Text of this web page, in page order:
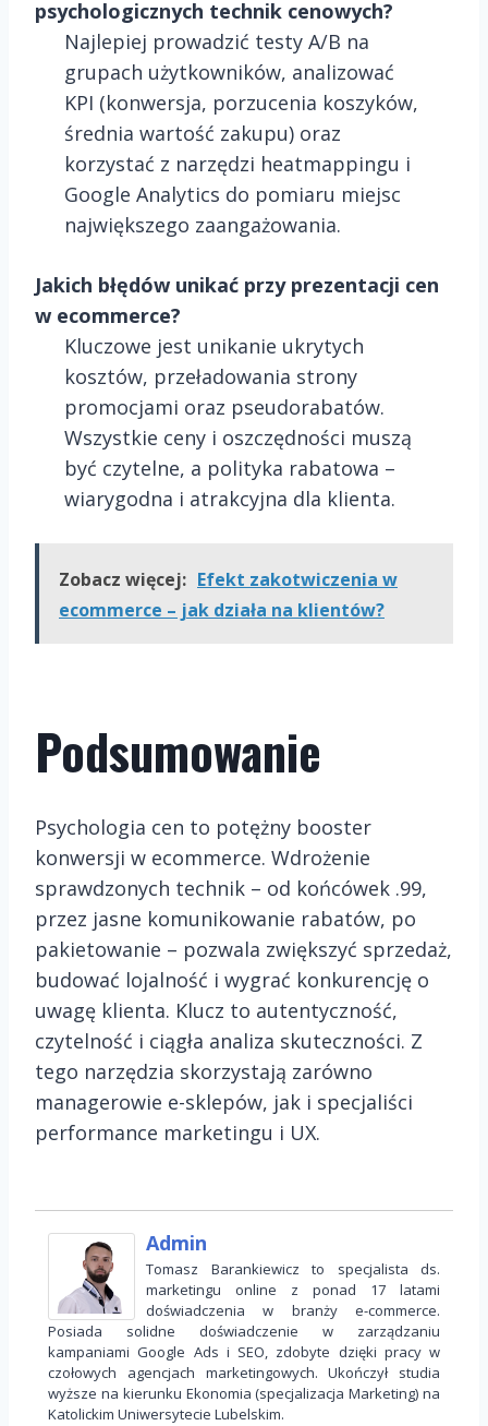
psychologicznych technik cenowych?
Najlepiej prowadzić testy A/B na
grupach użytkowników, analizować
KPI (konwersja, porzucenia koszyków,
średnia wartość zakupu) oraz
korzystać z narzędzi heatmappingu i
Google Analytics do pomiaru miejsc
największego zaangażowania.
Jakich błędów unikać przy prezentacji cen
w ecommerce?
Kluczowe jest unikanie ukrytych
kosztów, przeładowania strony
promocjami oraz pseudorabatów.
Wszystkie ceny i oszczędności muszą
być czytelne, a polityka rabatowa –
wiarygodna i atrakcyjna dla klienta.
Zobacz więcej: Efekt zakotwiczenia w
ecommerce – jak działa na klientów?
Podsumowanie
Psychologia cen to potężny booster
konwersji w ecommerce. Wdrożenie
sprawdzonych technik – od końcówek .99,
przez jasne komunikowanie rabatów, po
pakietowanie – pozwala zwiększyć sprzedaż,
budować lojalność i wygrać konkurencję o
uwagę klienta. Klucz to autentyczność,
czytelność i ciągła analiza skuteczności. Z
tego narzędzia skorzystają zarówno
managerowie e-sklepów, jak i specjaliści
performance marketingu i UX.
Admin
Tomasz Barankiewicz to specjalista ds.
marketingu online z ponad 17 latami
doświadczenia w branży e-commerce.
Posiada solidne doświadczenie w zarządzaniu
kampaniami Google Ads i SEO, zdobyte dzięki pracy w
czołowych agencjach marketingowych. Ukończył studia
wyższe na kierunku Ekonomia (specjalizacja Marketing) na
Katolickim Uniwersytecie Lubelskim.